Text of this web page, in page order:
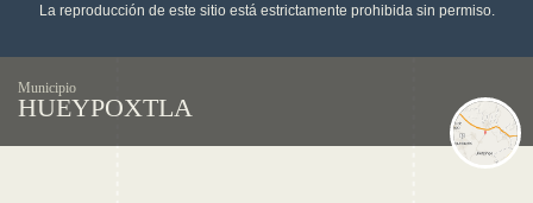
La reproducción de este sitio está estrictamente prohibida sin permiso.
Municipio
HUEYPOXTLA